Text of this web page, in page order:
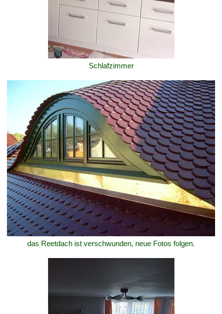
Schlafzimmer
das Reetdach ist verschwunden, neue Fotos folgen.